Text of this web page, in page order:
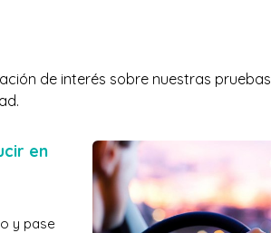
de interés sobre nuestras
en
y pase